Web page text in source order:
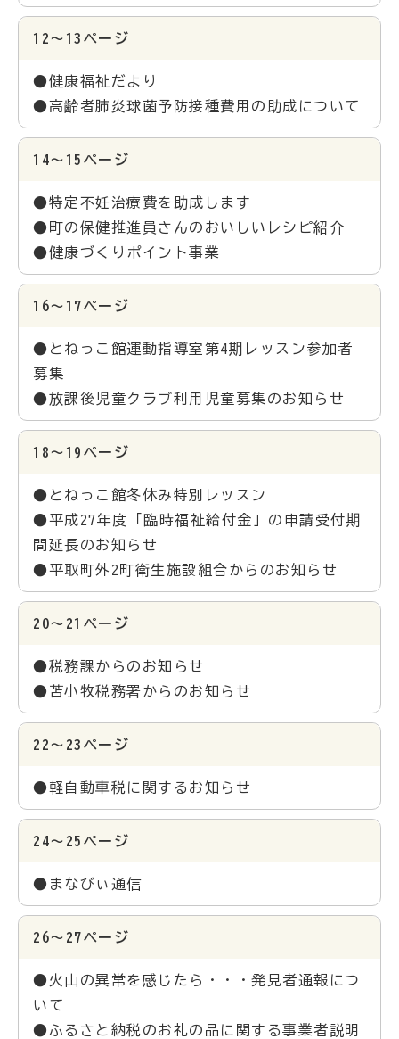
12～13ページ
●健康福祉だより
●高齢者肺炎球菌予防接種費用の助成について
14～15ページ
●特定不妊治療費を助成します
●町の保健推進員さんのおいしいレシピ紹介
●健康づくりポイント事業
16～17ページ
●とねっこ館運動指導室第4期レッスン参加者
募集
●放課後児童クラブ利用児童募集のお知らせ
18～19ページ
●とねっこ館冬休み特別レッスン
●平成27年度「臨時福祉給付金」の申請受付期
間延長のお知らせ
●平取町外2町衛生施設組合からのお知らせ
20～21ページ
●税務課からのお知らせ
●苫小牧税務署からのお知らせ
22～23ページ
●軽自動車税に関するお知らせ
24～25ページ
●まなびぃ通信
26～27ページ
●火山の異常を感じたら・・・発見者通報につ
いて
●ふるさと納税のお礼の品に関する事業者説明